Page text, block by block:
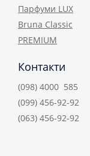
Парфуми LUX
Bruna Classic
PREMIUM
Контакти
(098) 4000 585
(099) 456-92-92
(063) 456-92-92